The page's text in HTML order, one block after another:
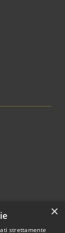
×
strettamente